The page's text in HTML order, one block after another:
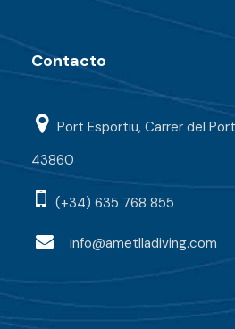
Contacto
Port Esportiu, Carrer del
43860
(+34) 635 768 855
info@ametlladiving.com